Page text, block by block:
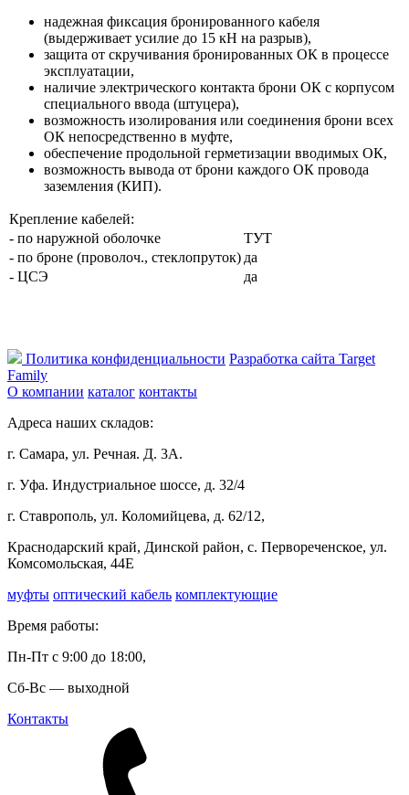
надежная фиксация бронированного кабеля
(выдерживает усилие до 15 кН на разрыв),
защита от скручивания бронированных ОК в процессе
эксплуатации,
наличие электрического контакта брони ОК с корпусом
специального ввода (штуцера),
возможность изолирования или соединения брони всех
ОК непосредственно в муфте,
обеспечение продольной герметизации вводимых ОК,
возможность вывода от брони каждого ОК провода
заземления (КИП).
Крепление кабелей:
- по наружной оболочке
ТУТ
- по броне (проволоч., стеклопруток) да
- ЦСЭ
да
Политика конфиденциальности Разработка сайта Target
Family
О компании каталог контакты
Адреса наших складов:
г. Самара, ул. Речная. Д. 3А.
г. Уфа. Индустриальное шоссе, д. 32/4
г. Ставрополь, ул. Коломийцева, д. 62/12,
Краснодарский край, Динской район, с. Первореченское, ул.
Комсомольская, 44Е
муфты оптический кабель комплектующие
Время работы:
Пн-Пт с 9:00 до 18:00,
Сб-Вс — выходной
Контакты